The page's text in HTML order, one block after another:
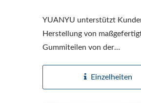
YUANYU unterstützt
Herstellung von
Gummiteilen von der
Einzelheiten